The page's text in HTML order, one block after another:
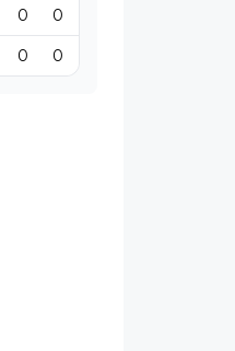
0 0
0 0